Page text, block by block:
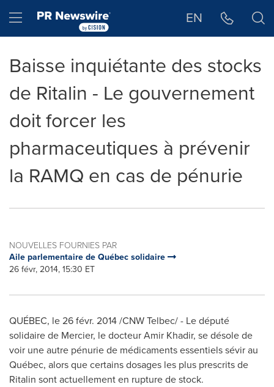
Hamburger menu EN
Baisse inquiétante des stocks
de Ritalin - Le gouvernement
doit forcer les
pharmaceutiques à prévenir
la RAMQ en cas de pénurie
NOUVELLES FOURNIES PAR
Aile parlementaire de Québec solidaire
26 févr, 2014, 15:30 ET
QUÉBEC, le 26 févr. 2014 /CNW Telbec/ - Le député
solidaire de Mercier, le docteurAmir Khadir, se désole de
voir une autre pénurie de médicaments essentiels sévir au
Québec, alors que certains dosages les plus prescrits de
Ritalin sont actuellement en rupture de stock.